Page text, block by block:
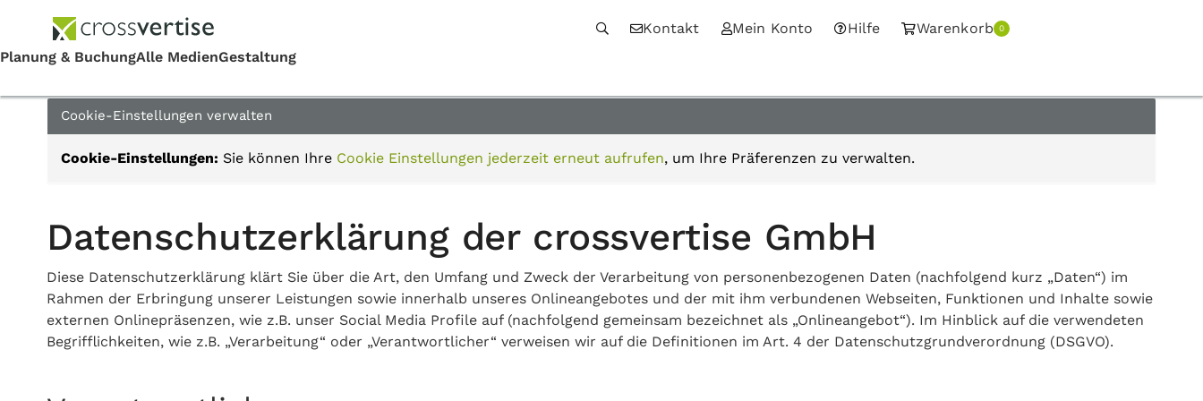
Kontakt Mein Konto Hilfe Warenkorb 0
Cookie-Einstellungen verwalten
Cookie-Einstellungen: Sie können Ihre Cookie Einstellungen jederzeit erneut aufrufen, um Ihre Präferenzen zu verwalten.
Datenschutzerklärung der crossvertise GmbH
Diese Datenschutzerklärung klärt Sie über die Art, den Umfang und Zweck der Verarbeitung von personenbezogenen Daten (nachfolgend kurz „Daten“) im
Rahmen der Erbringung unserer Leistungen sowie innerhalb unseres Onlineangebotes und der mit ihm verbundenen Webseiten, Funktionen und Inhalte sowie
externen Onlinepräsenzen, wie z.B. unser Social Media Profile auf (nachfolgend gemeinsam bezeichnet als „Onlineangebot“). Im Hinblick auf die verwendeten
Begrifflichkeiten, wie z.B. „Verarbeitung“ oder „Verantwortlicher“ verweisen wir auf die Definitionen im Art. 4 der Datenschutzgrundverordnung (DSGVO).